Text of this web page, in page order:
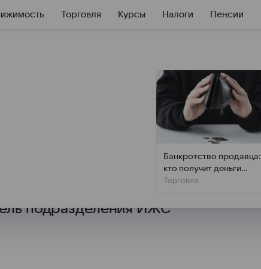
Торговля Курсы Налоги Пенсии
план земельного
с таким понятием,
рассказал Финансам Mail
подразделения ИЖС
Банкротство продавца:
кто получит деньги
первым
Торговля